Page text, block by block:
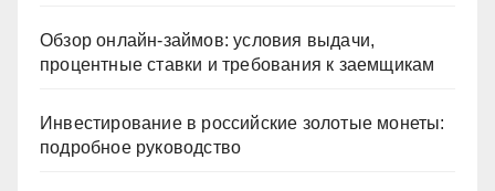
Обзор онлайн-займов: условия выдачи,
процентные ставки и требования к заемщикам
Инвестирование в российские золотые монеты:
подробное руководство